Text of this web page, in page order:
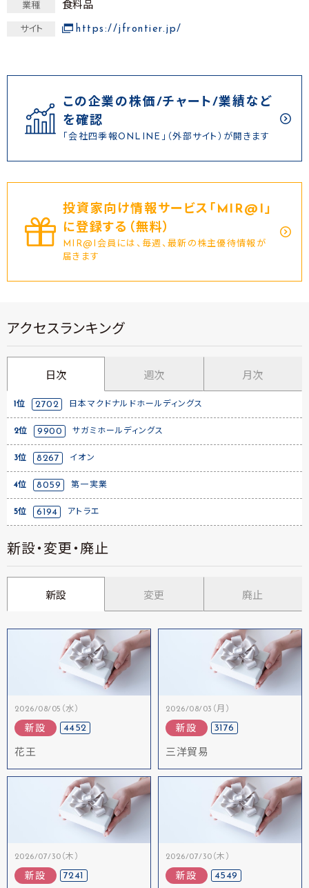
業種 食料品
サイト https://jfrontier.jp/
この企業の株価/チャート/業績など
を確認
「会社四季報ONLINE」（外部サイト）が開きます
投資家向け情報サービス｢MIR@I｣
に登録する（無料）
MIR@I会員には、毎週、最新の株主優待情報が
届きます
アクセスランキング
日次 週次 月次
1位 2702 日本マクドナルドホールディングス
2位 9900 サガミホールディングス
3位 8267 イオン
4位 8059 第一実業
5位 6194 アトラエ
新設・変更・廃止
新設 変更 廃止
2026/08/05（水）
新設 4452
花王
2026/08/03（月）
新設 3176
三洋貿易
2026/07/30（木）
新設 7241
2026/07/30（木）
新設 4549